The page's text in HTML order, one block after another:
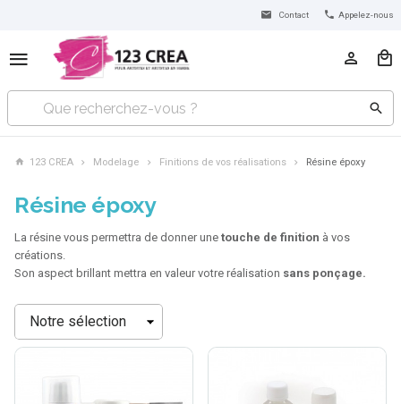
Contact Appelez-nous
123 CREA Modelage Finitions de vos réalisations Résine époxy
Résine époxy
La résine vous permettra de donner une touche de finition à vos
créations.
Son aspect brillant mettra en valeur votre réalisation sans ponçage.
Trier